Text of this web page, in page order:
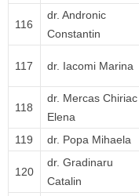
116
dr. Andronic
Constantin
117 dr. Iacomi Marina
118
dr. Mercas Chiriac
Elena
119 dr. Popa Mihaela
120
dr. Gradinaru
Catalin